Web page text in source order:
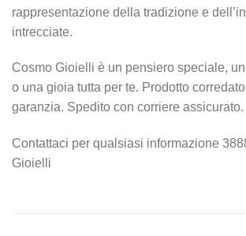
rappresentazione della tradizione e
intrecciate.
Cosmo Gioielli è un pensiero speciale,
o una gioia tutta per te. Prodotto
garanzia. Spedito con corriere assicurato.
Contattaci per qualsiasi informazione
Gioielli